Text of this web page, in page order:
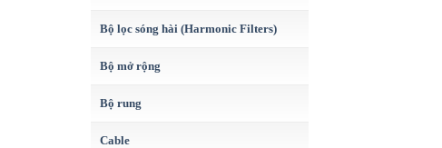
Bộ lọc sóng hài (Harmonic Filters)
Bộ mở rộng
Bộ rung
Cable